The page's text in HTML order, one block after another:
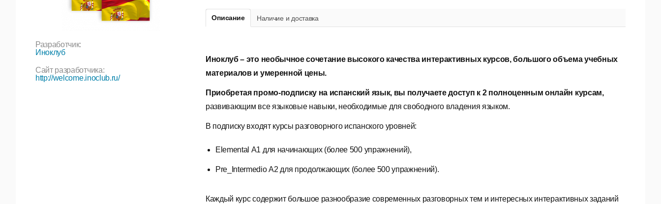
Разработчик:
Иноклуб
Сайт разработчика:
http://welcome.inoclub.ru/
Описание Наличие и доставка
Иноклуб – это необычное сочетание высокого качества интерактивных курсов, большого объема учебных
материалов и умеренной цены.
Приобретая промо-подписку на испанский язык, вы получаете доступ к 2 полноценным онлайн курсам,
развивающим все языковые навыки, необходимые для свободного владения языком.
В подписку входят курсы разговорного испанского уровней:
Elemental А1 для начинающих (более 500 упражнений),
Pre_Intermedio А2 для продолжающих (более 500 упражнений).
Каждый курс содержит большое разнообразие современных разговорных тем и интересных интерактивных заданий